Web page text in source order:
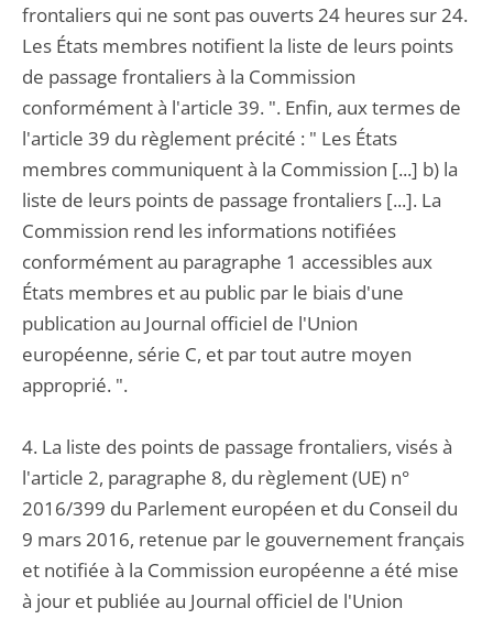
frontaliers qui ne sont pas ouverts 24 heures sur 24.
Les États membres notifient la liste de leurs points
de passage frontaliers à la Commission
conformément à l'article 39. ". Enfin, aux termes de
l'article 39 du règlement précité : " Les États
membres communiquent à la Commission [...] b) la
liste de leurs points de passage frontaliers [...]. La
Commission rend les informations notifiées
conformément au paragraphe 1 accessibles aux
États membres et au public par le biais d'une
publication au Journal officiel de l'Union
européenne, série C, et par tout autre moyen
approprié. ".
4. La liste des points de passage frontaliers, visés à
l'article 2, paragraphe 8, du règlement (UE) n°
2016/399 du Parlement européen et du Conseil du
9 mars 2016, retenue par le gouvernement français
et notifiée à la Commission européenne a été mise
à jour et publiée au Journal officiel de l'Union